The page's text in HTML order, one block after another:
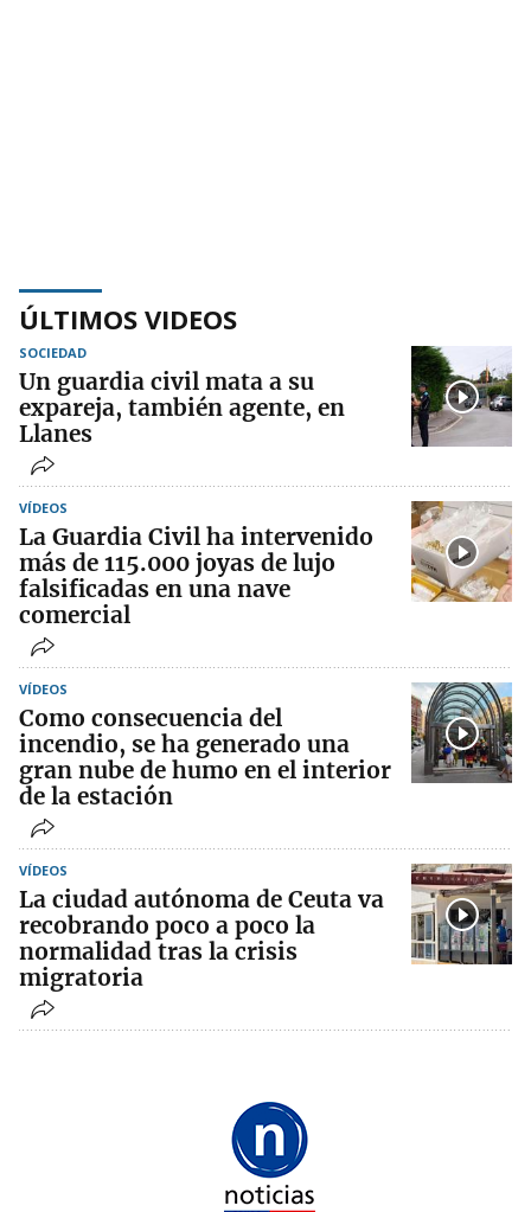
ÚLTIMOS VIDEOS
SOCIEDAD
Un guardia civil mata a su
expareja, también agente, en
Llanes
VÍDEOS
La Guardia Civil ha intervenido
más de 115.000 joyas de lujo
falsificadas en una nave
comercial
VÍDEOS
Como consecuencia del
incendio, se ha generado una
gran nube de humo en el interior
de la estación
VÍDEOS
La ciudad autónoma de Ceuta va
recobrando poco a poco la
normalidad tras la crisis
migratoria